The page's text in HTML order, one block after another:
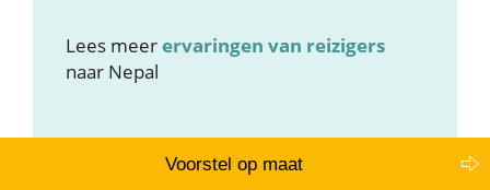
Lees meerervaringen van reizigers
naar Nepal
Voorstel op maat